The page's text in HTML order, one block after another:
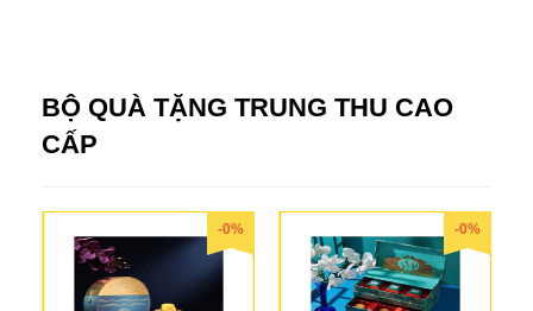
BỘ QUÀ TẶNG TRUNG THU CAO
CẤP
-0% -0%